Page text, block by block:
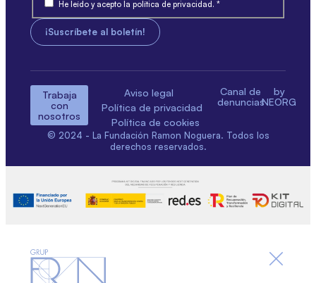
He leído y acepto la política de privacidad. *
Trabaja
con
nosotros
Aviso legal
Política de privacidad
Política de cookies
Canal de
denuncias
by
NEORG
© 2024 - La Fundación Ramon Noguera. Todos los
derechos reservados.